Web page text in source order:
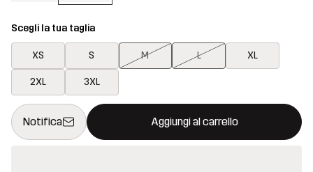
Scegli la tua taglia
XS S M L XL
2XL 3XL
Notifica Aggiungi al carrello
Questo tasto aprirà una finestra modale per confermare un
{{size}} non disponibile